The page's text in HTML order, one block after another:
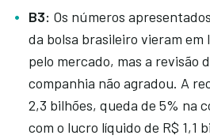
B3: Os números
da bolsa brasileiro vieram em
pelo mercado, mas a revisão
companhia não agradou. A
2,3 bilhões, queda de 5% na
com o lucro líquido de R$ 1,1